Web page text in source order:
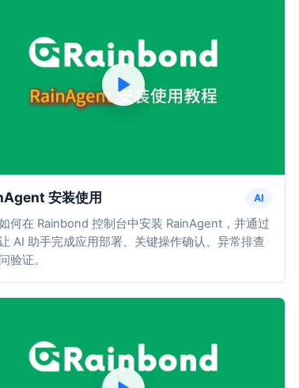
安装使用 AI
何在 Rainbond 控制台中安装 RainAgent，并通过
AI 助手完成应用部署、关键操作确认、异常排查
验证。